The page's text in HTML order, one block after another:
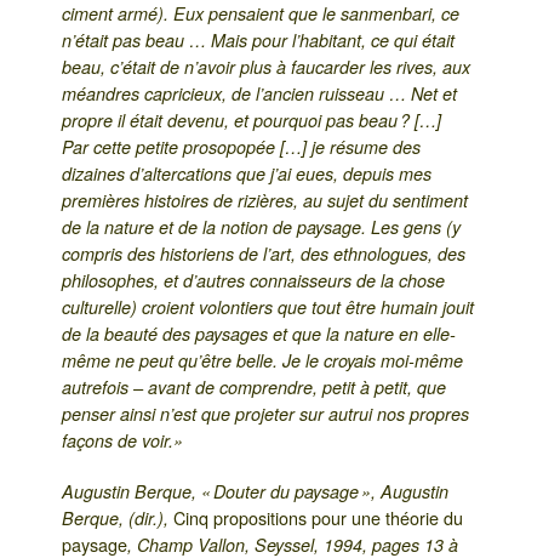
ciment armé). Eux pensaient que le sanmenbari, ce
n’était pas beau … Mais pour l’habitant, ce qui était
beau, c’était de n’avoir plus à faucarder les rives, aux
méandres capricieux, de l’ancien ruisseau … Net et
propre il était devenu, et pourquoi pas beau ? […]
Par cette petite prosopopée […] je résume des
dizaines d’altercations que j’ai eues, depuis mes
premières histoires de rizières, au sujet du sentiment
de la nature et de la notion de paysage. Les gens (y
compris des historiens de l’art, des ethnologues, des
philosophes, et d’autres connaisseurs de la chose
culturelle) croient volontiers que tout être humain jouit
de la beauté des paysages et que la nature en elle-
même ne peut qu’être belle. Je le croyais moi-même
autrefois – avant de comprendre, petit à petit, que
penser ainsi n’est que projeter sur autrui nos propres
façons de voir.»
Augustin Berque, « Douter du paysage », Augustin
Berque, (dir.),Cinq propositions pour une théorie du
paysage, Champ Vallon, Seyssel, 1994, pages 13 à